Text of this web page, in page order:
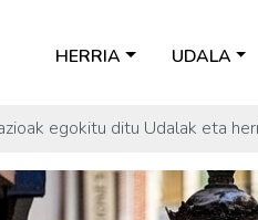
HERRIA UDALA
egokitu ditu Udalak eta